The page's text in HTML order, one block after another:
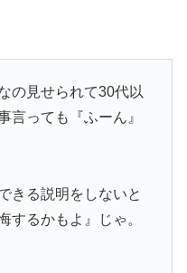
の見せられて30代以
言っても『ふーん』
きる説明をしないと
するかもよ』じゃ。